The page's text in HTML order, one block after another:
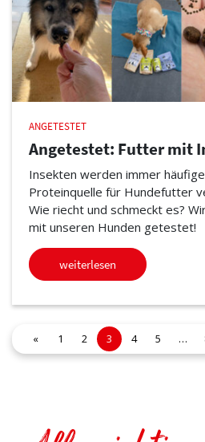
ANGETESTET
Angetestet: Futter mit
Insekten werden immer
Proteinquelle für Hundefutter
Wie riecht und schmeckt es?
mit unseren Hunden getestet!
weiterlesen
« 1 2 3 4 5 …